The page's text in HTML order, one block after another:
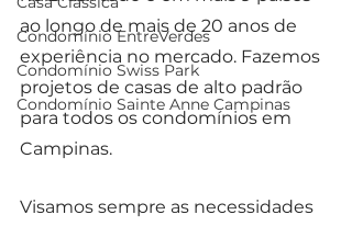
Condomínio EntreVerdes
Condomínio Swiss Park
Condomínio Sainte Anne Campinas
ao longo de mais de 20 anos de
experiência no mercado. Fazemos
projetos de casas de alto padrão
para todos os condomínios em
Campinas.
Visamos sempre as necessidades